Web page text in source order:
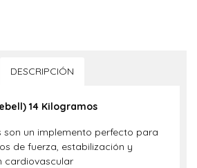
DESCRIPCIÓN
14 Kilogramos
son un implemento perfecto para
de fuerza, estabilización y
cardiovascular